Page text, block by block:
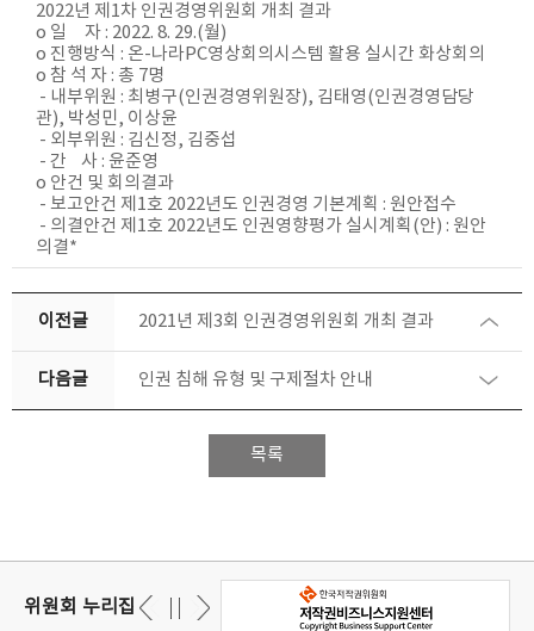
2022년 제1차 인권경영위원회 개최 결과
o 일 자 : 2022. 8. 29.(월)
o 진행방식 : 온-나라PC영상회의시스템 활용 실시간 화상회의
o 참 석 자 : 총 7명
- 내부위원 : 최병구(인권경영위원장), 김태영(인권경영담당
관), 박성민, 이상윤
- 외부위원 : 김신정, 김중섭
- 간 사 : 윤준영
o 안건 및 회의결과
- 보고안건 제1호 2022년도 인권경영 기본계획 : 원안접수
- 의결안건 제1호 2022년도 인권영향평가 실시계획(안) : 원안
의결*
이전글 2021년 제3회 인권경영위원회 개최 결과
다음글 인권 침해 유형 및 구제절차 안내
목록
위원회 누리집